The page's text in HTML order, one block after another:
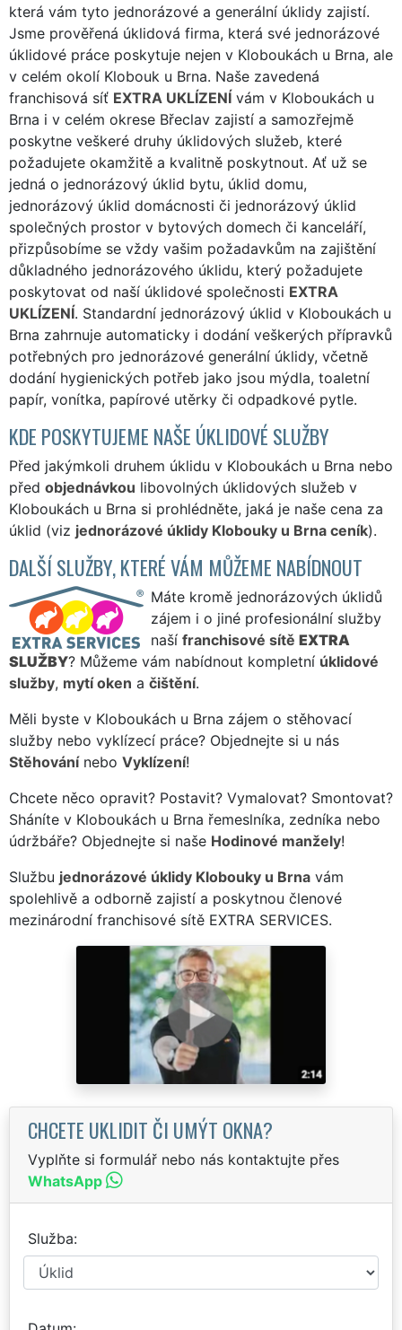
která vám tyto jednorázové a generální úklidy zajistí.
Jsme prověřená úklidová firma, která své jednorázové
úklidové práce poskytuje nejen v Kloboukách u Brna, ale
v celém okolí Klobouk u Brna. Naše zavedená
franchisová síť EXTRA UKLÍZENÍ vám v Kloboukách u
Brna i v celém okrese Břeclav zajistí a samozřejmě
poskytne veškeré druhy úklidových služeb, které
požadujete okamžitě a kvalitně poskytnout. Ať už se
jedná o jednorázový úklid bytu, úklid domu,
jednorázový úklid domácnosti či jednorázový úklid
společných prostor v bytových domech či kanceláří,
přizpůsobíme se vždy vašim požadavkům na zajištění
důkladného jednorázového úklidu, který požadujete
poskytovat od naší úklidové společnosti EXTRA
UKLÍZENÍ. Standardní jednorázový úklid v Kloboukách u
Brna zahrnuje automaticky i dodání veškerých přípravků
potřebných pro jednorázové generální úklidy, včetně
dodání hygienických potřeb jako jsou mýdla, toaletní
papír, vonítka, papírové utěrky či odpadkové pytle.
KDE POSKYTUJEME NAŠE ÚKLIDOVÉ SLUŽBY
Před jakýmkoli druhem úklidu v Kloboukách u Brna nebo
před objednávkou libovolných úklidových služeb v
Kloboukách u Brna si prohlédněte, jaká je naše cena za
úklid (viz jednorázové úklidy Klobouky u Brna ceník).
DALŠÍ SLUŽBY, KTERÉ VÁM MŮŽEME NABÍDNOUT
Máte kromě jednorázových úklidů
zájem i o jiné profesionální služby
naší franchisové sítě EXTRA
SLUŽBY? Můžeme vám nabídnout kompletní úklidové
služby, mytí oken a čištění.
Měli byste v Kloboukách u Brna zájem o stěhovací
služby nebo vyklízecí práce? Objednejte si u nás
Stěhovánínebo Vyklízení!
Chcete něco opravit? Postavit? Vymalovat? Smontovat?
Sháníte v Kloboukách u Brna řemeslníka, zedníka nebo
údržbáře? Objednejte si naše Hodinové manžely!
Službu jednorázové úklidy Klobouky u Brna vám
spolehlivě a odborně zajistí a poskytnou členové
mezinárodní franchisové sítě EXTRA SERVICES.
CHCETE UKLIDIT ČI UMÝT OKNA?
Vyplňte si formulář nebo nás kontaktujte přes
WhatsApp
Služba